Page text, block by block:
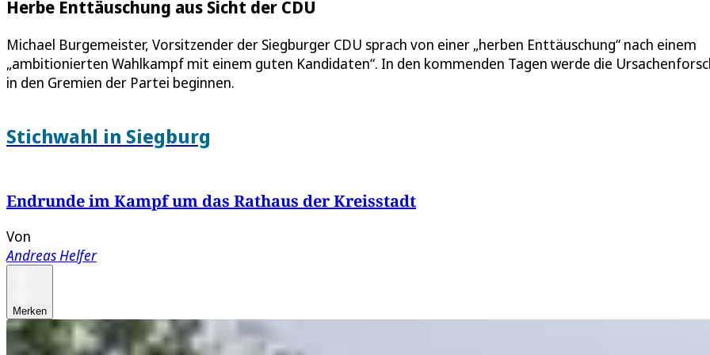
Herbe Enttäuschung aus Sicht der CDU
Michael Burgemeister, Vorsitzender der Siegburger CDU sprach von einer „herben Enttäuschung“ nach einem
„ambitionierten Wahlkampf mit einem guten Kandidaten“. In den kommenden Tagen werde die
in den Gremien der Partei beginnen.
Stichwahl in Siegburg
Endrunde im Kampf um das Rathaus der Kreisstadt
Von
Andreas Helfer
Merken